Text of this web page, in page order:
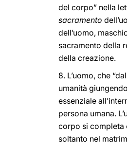
del corpo” nella
sacramento
dell’uomo,
sacramento della
della creazione.
8. L’uomo, che
umanità
essenziale
persona umana.
corpo si completa
soltanto nel